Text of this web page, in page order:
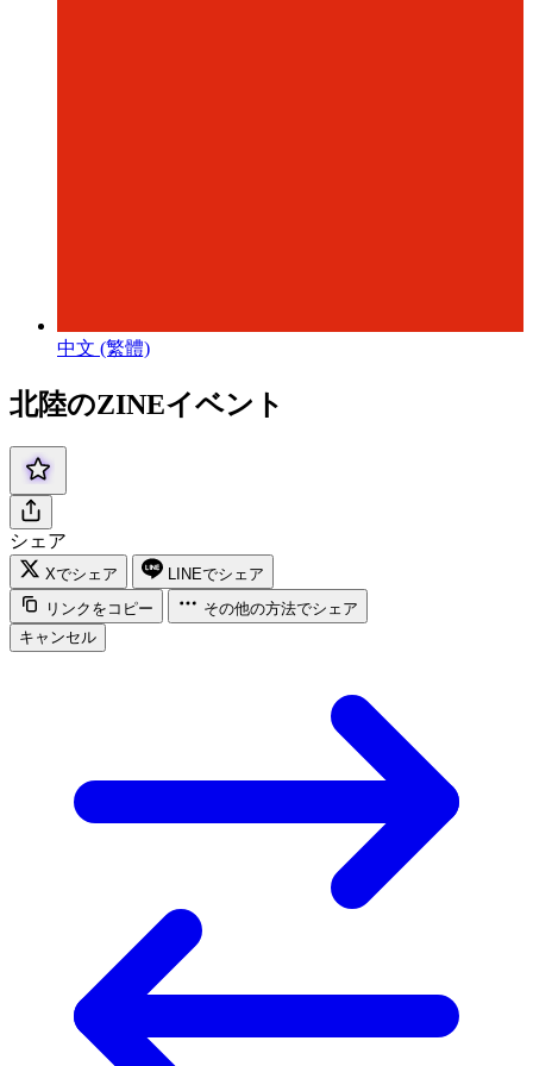
中文 (繁體)
北陸のZINEイベント
シェア
Xでシェア
LINEでシェア
リンクをコピー
その他の方法でシェア
キャンセル